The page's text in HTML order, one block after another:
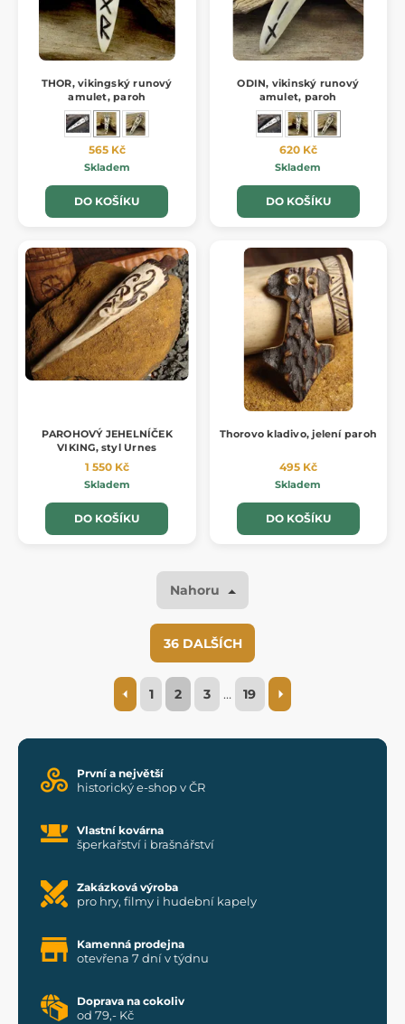
THOR, vikingský runový
amulet, paroh
565 Kč
Skladem
DO KOŠÍKU
ODIN, vikinský runový
amulet, paroh
620 Kč
Skladem
DO KOŠÍKU
PAROHOVÝ JEHELNÍČEK
VIKING, styl Urnes
1 550 Kč
Skladem
DO KOŠÍKU
Thorovo kladivo, jelení paroh
495 Kč
Skladem
DO KOŠÍKU
Nahoru
36 DALŠÍCH
1 2 3 … 19
První a největší
historický e-shop v ČR
Vlastní kovárna
šperkařství i brašnářství
Zakázková výroba
pro hry, filmy i hudební kapely
Kamenná prodejna
otevřena 7 dní v týdnu
Doprava na cokoliv
od 79,- Kč